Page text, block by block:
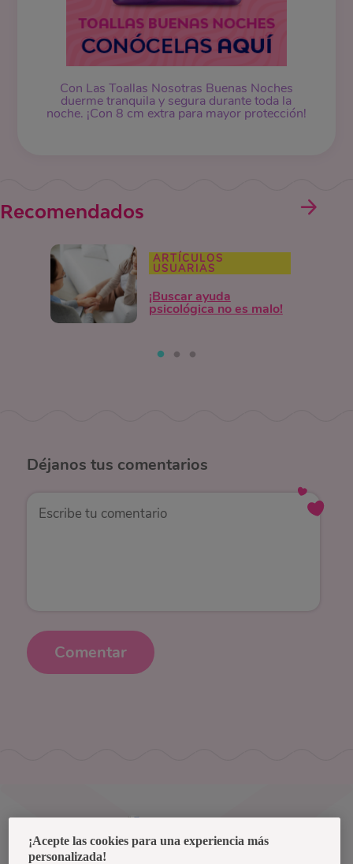
Con Las Toallas Nosotras Buenas Noches
duerme tranquila y segura durante toda la
noche. ¡Con 8 cm extra para mayor protección!
Recomendados
ARTÍCULOS
USUARIAS
¡Buscar ayuda
psicológica no es malo!
Déjanos tus comentarios
Comentar
¡Acepte las cookies para una experiencia más
personalizada!